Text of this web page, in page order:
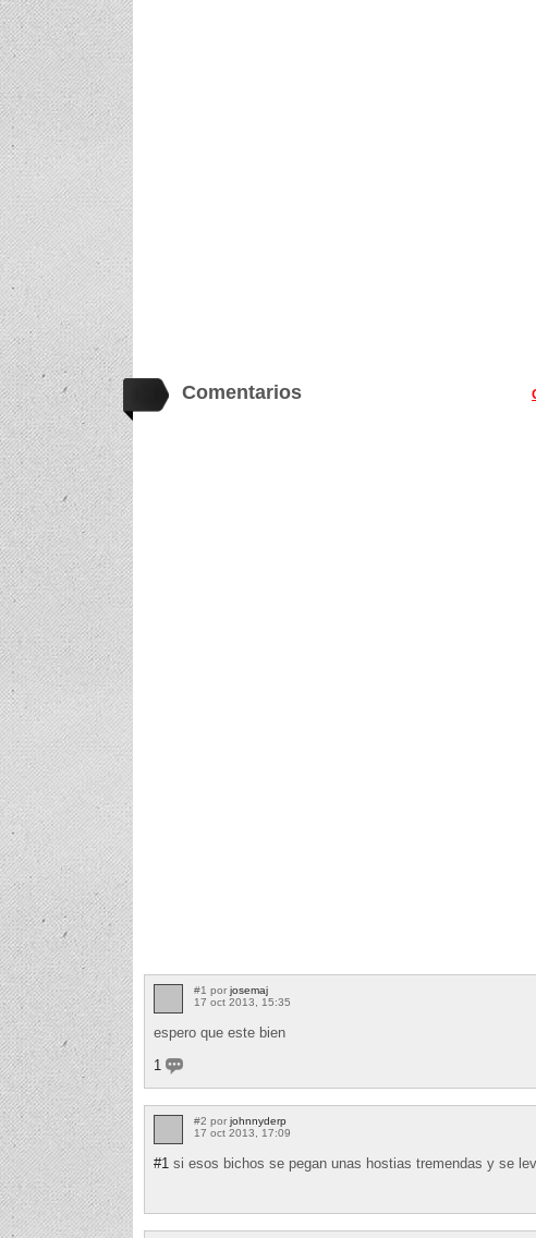
Comentarios
#1 por josemaj
17 oct 2013, 15:35
espero que este bien
1
#2 por johnnyderp
17 oct 2013, 17:09
#1 si esos bichos se pegan unas hostias tremendas y se